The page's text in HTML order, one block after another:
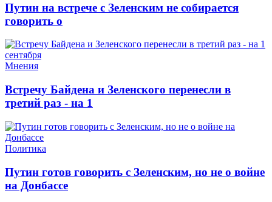
Путин на встрече с Зеленским не собирается
говорить о
Мнения
Встречу Байдена и Зеленского перенесли в
третий раз - на 1
Политика
Путин готов говорить с Зеленским, но не о войне
на Донбассе